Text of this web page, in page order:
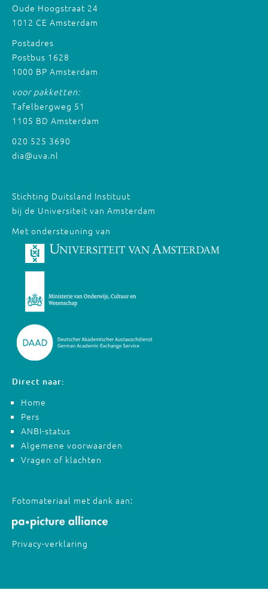
Oude Hoogstraat 24
1012 CE Amsterdam
Postadres
Postbus 1628
1000 BP Amsterdam
voor pakketten:
Tafelbergweg 51
1105 BD Amsterdam
020 525 3690
dia@uva.nl
Stichting Duitsland Instituut
bij de Universiteit van Amsterdam
Met ondersteuning van
Direct naar:
Home
Pers
ANBI-status
Algemene voorwaarden
Vragen of klachten
Fotomateriaal met dank aan:
Privacy-verklaring